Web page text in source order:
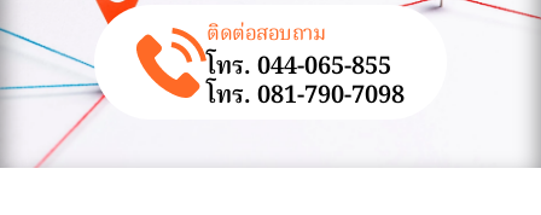
ติดต่อสอบถาม
โทร. 044-065-855
โทร. 081-790-7098